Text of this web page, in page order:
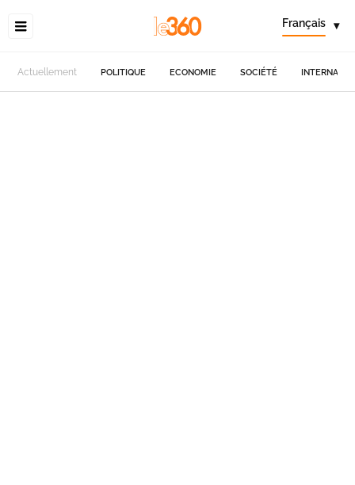
Français ▾
Actuellement POLITIQUE ECONOMIE SOCIÉTÉ